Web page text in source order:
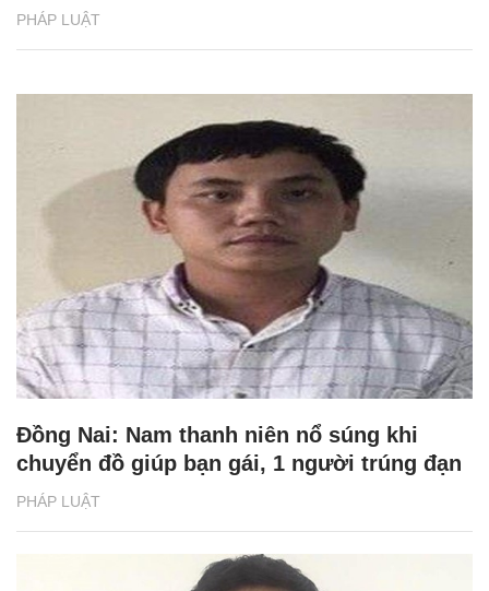
PHÁP LUẬT
PHÁP LUẬT
Đồng Nai: Nam thanh niên nổ súng khi
chuyển đồ giúp bạn gái, 1 người trúng đạn